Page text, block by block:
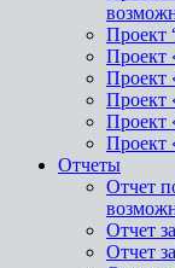
Проект
Проект
Проект
Проект
Проект
Проект
Отчеты
Отчет
Отчет
Отчет